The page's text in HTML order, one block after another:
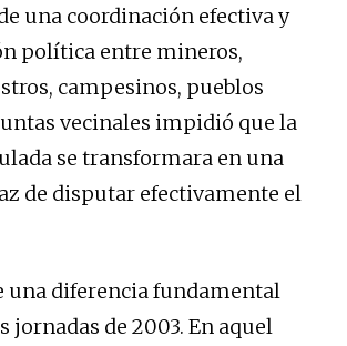
una coordinación efectiva y
política entre mineros,
campesinos, pueblos
vecinales impidió que la
se transformara en una
de disputar efectivamente el
una diferencia fundamental
jornadas de 2003. En aquel